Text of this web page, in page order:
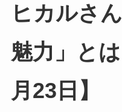
ヒカルさ
魅力」と
月23日】